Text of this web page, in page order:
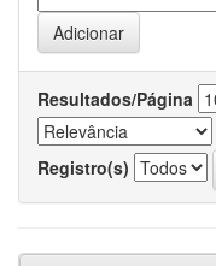
Resultados/Página
Registro(s)